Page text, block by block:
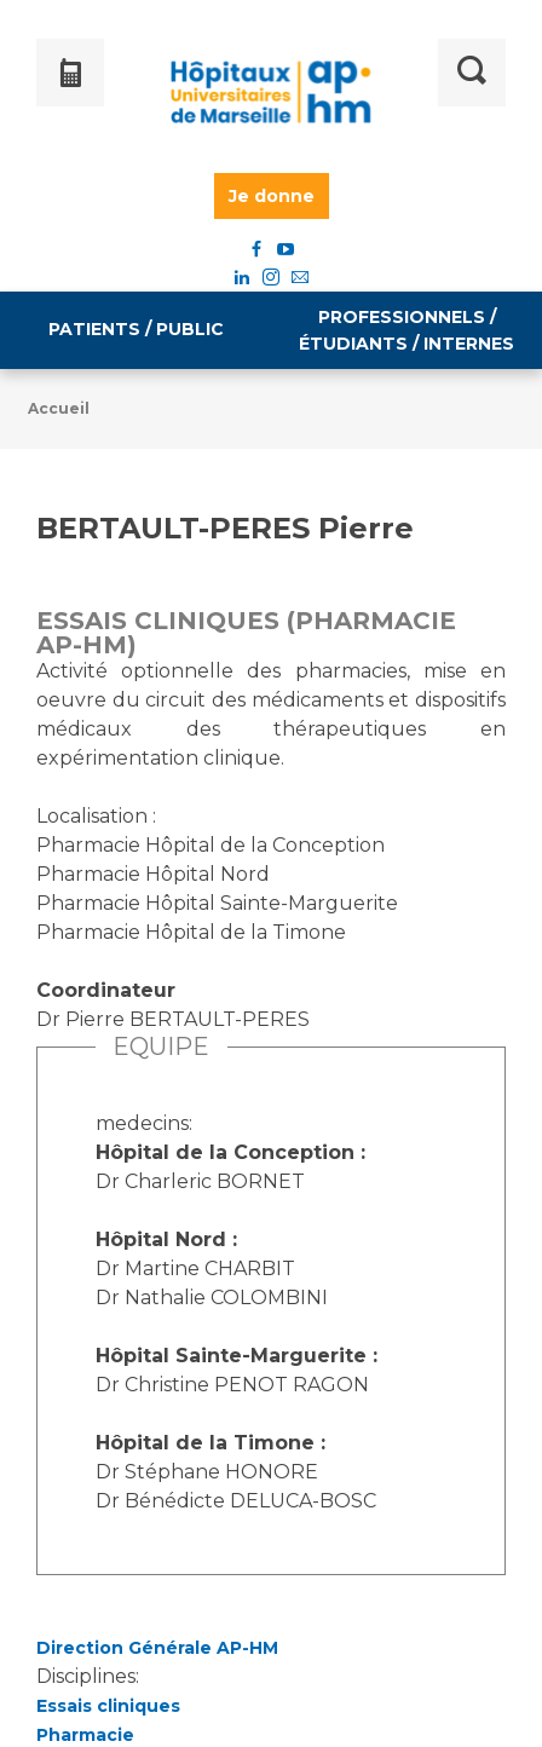
Je donne
PATIENTS / PUBLIC
Tarifs
Vous allez être hospitalisé(e)
Vous avez un examen d'imagerie ou de radiologie
à réaliser
Vous avez une analyse à réaliser
Vous venez en consultation
myaphm, votre espace santé en ligne
Infos COVID-19
Vivre ensemble à l'hôpital
Laïcité et cultes
Les associations
Livret d'accueil
Transports sanitaires
Vos droits, vos devoirs
Handicap
Pôle Médecine Physique et Réadaptation
Accueil sourds et malentendants
Mouvement Parcours Handicap 13
Cancer
Médecine nucléaire
PROFESSIONNELS /
ÉTUDIANTS / INTERNES
Emploi / formation
Emplois administratifs
Emplois médicaux
Espace Formation
Étudiants hospitaliers
Emplois techniques et médico-techniques
Emplois divers
Emplois socio-éducatifs
Statuts
Stages paramédicaux
Chercheurs
La recherche clinique à l'AP-HM
Écoles et Instituts de Formation
Plateforme des internes
Professionnels de santé
Adresser un patient
Réseaux de soins
Adresser un examen au Laboratoire de Biologie
Anatomie et Cytologie Pathologiques
Adresser un examen au Laboratoire d'Infectiologie
Centres de référence Maladies Rares
Accueil
BERTAULT-PERES Pierre
ESSAIS CLINIQUES (PHARMACIE
AP-HM)
Activité optionnelle des pharmacies, mise en
oeuvre du circuit des médicaments et dispositifs
médicaux des thérapeutiques en
expérimentation clinique.
Localisation :
Pharmacie Hôpital de la Conception
Pharmacie Hôpital Nord
Pharmacie Hôpital Sainte-Marguerite
Pharmacie Hôpital de la Timone
Coordinateur
Dr Pierre BERTAULT-PERES
EQUIPE
medecins:
Hôpital de la Conception :
Dr Charleric BORNET
Hôpital Nord :
Dr Martine CHARBIT
Dr Nathalie COLOMBINI
Hôpital Sainte-Marguerite :
Dr Christine PENOT RAGON
Hôpital de la Timone :
Dr Stéphane HONORE
Dr Bénédicte DELUCA-BOSC
Direction Générale AP-HM
Disciplines:
Essais cliniques
Pharmacie